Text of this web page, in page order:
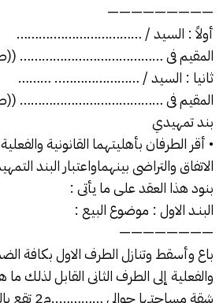
—————————
أولاً : السيد / …………………….………
المقيم فى ………………………………… ((طرف
ثانيا : السيد / ………………….. ………
المقيم فى …………………………………
بند تمهيدي
• أقر الطرفان بأهليتهما القانونية
الاتفاق والتراضى بينهماواعتبار البند
بنود هذا العقد على ما يأتى :
البنـد الاول : موضوع البيع :
————————
باع وأسقط وتنازل الطرف الاول بكافة
والفعلية إلى الطرف الثانى القابل لذلك
شقة